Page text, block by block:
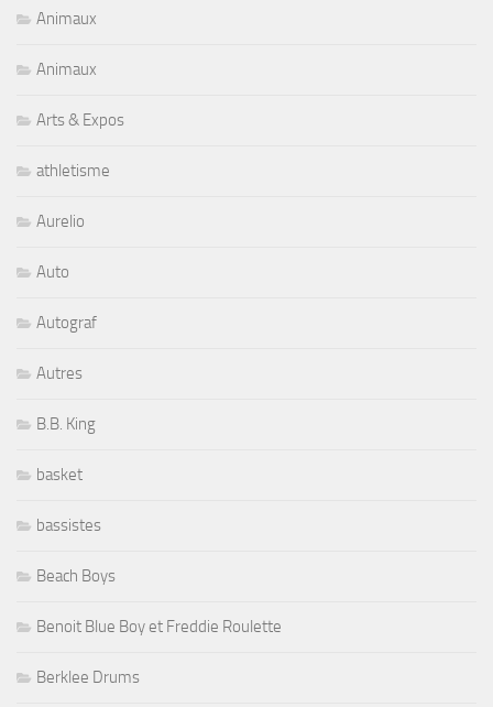
Animaux
Animaux
Arts & Expos
athletisme
Aurelio
Auto
Autograf
Autres
B.B. King
basket
bassistes
Beach Boys
Benoit Blue Boy et Freddie Roulette
Berklee Drums